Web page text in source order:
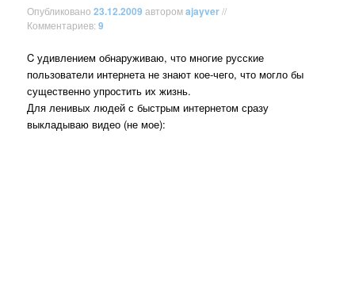
Опубликовано23.12.2009 авторомajayver//
Комментариев:9
C удивлением обнаруживаю, что многие русские
пользователи интернета не знают кое-чего, что могло бы
существенно упростить их жизнь.
Для ленивых людей с быстрым интернетом сразу
выкладываю видео (не мое):